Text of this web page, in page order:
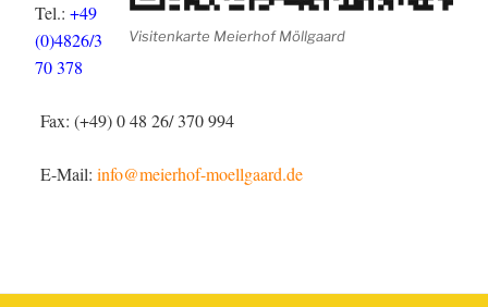
Visitenkarte Meierhof Möllgaard
Tel.: +49
(0)4826/3
70 378
Fax: (+49) 0 48 26/ 370 994
E-Mail: info@meierhof-moellgaard.de